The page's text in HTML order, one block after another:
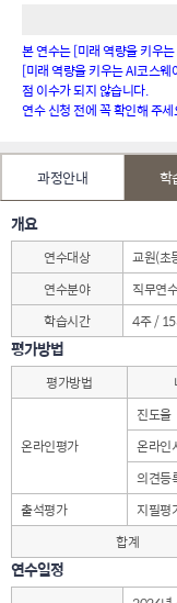
본 연수는 [미래 역량을 키우
[미래 역량을 키우는 AI코스
점 이수가 되지 않습니다.
연수 신청 전에 꼭 확인해 주세
과정안내 학
개요
연수대상
교원(초
연수분야
직무연
학습시간
4주 /
평가방법
평가방법
합계
온라인평가
진도율
온라인
의견등
출석평가
지필평
연수일정